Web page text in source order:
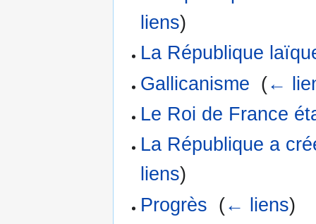
liens)
La République
Gallicanisme (←
Le Roi de France
La République a
liens)
Progrès (← liens)